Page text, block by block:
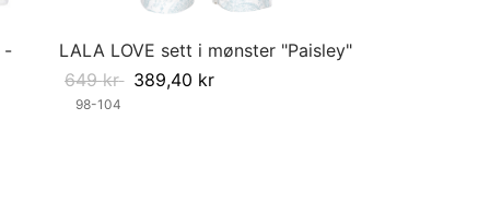
-
LALA LOVE sett i mønster "Paisley"
649kr 389,40 kr
98-104